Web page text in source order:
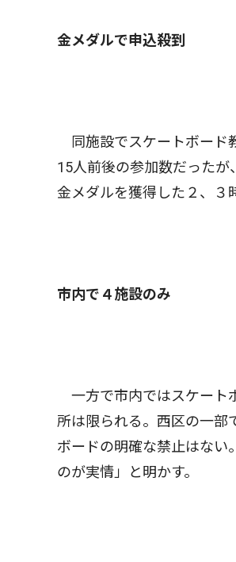
金メダルで申込殺到
同施設でスケートボード
15人前後の参加数だった
金メダルを獲得した２、３
市内で４施設のみ
一方で市内ではスケート
所は限られる。西区の一部
ボードの明確な禁止はない
のが実情」と明かす。